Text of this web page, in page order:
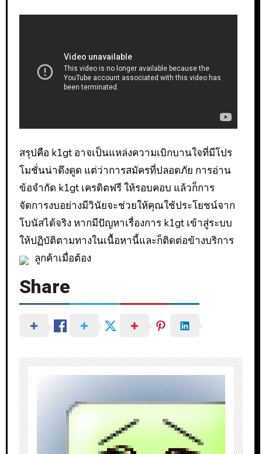
สรุปคือ k1gt อาจเป็นแหล่งความเบิกบานใจที่มีโปร
โมชั่นน่าดึงดูด แต่ว่าการสมัครที่ปลอดภัย การอ่าน
ข้อจำกัด k1gt เครดิตฟรี ให้รอบคอบ แล้วก็การ
จัดการงบอย่างมีวินัยจะช่วยให้คุณใช้ประโยชน์จาก
โบนัสได้จริง หากมีปัญหาเรื่องการ k1gt เข้าสู่ระบบ
ให้ปฏิบัติตามทางในเนื้อหานี้และก็ติดต่อข้างบริการ
ลูกค้าเมื่อต้อง
Share